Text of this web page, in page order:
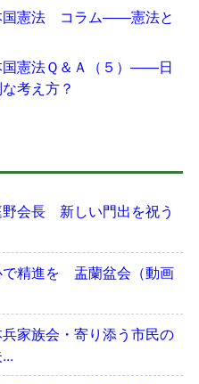
国憲法 コラム――憲法と
憲法Ｑ＆Ａ（５）――日
考え方？
会長 新しい門出を祝う
で精進を 盂蘭盆会（動画
兵家族会・寄り添う市民の